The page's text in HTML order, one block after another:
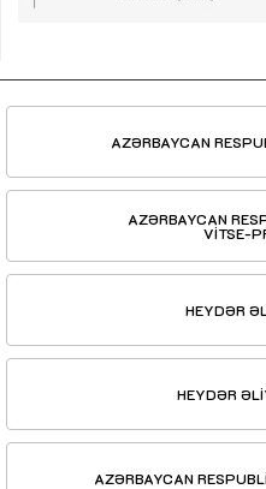
AZƏRBAYCAN
AZƏRBAYCAN
VİTSE-
HEYDƏR
HEYDƏR
AZƏRBAYCAN